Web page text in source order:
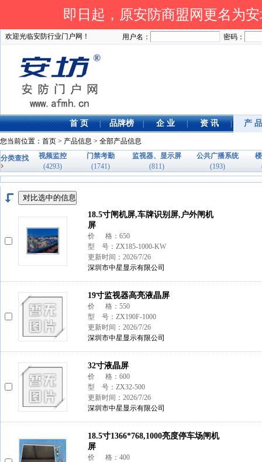
即日起，原安防商盟网更名
欢迎光临安防行业门户网！ 用户名： 密码：
首 页 | 品牌榜 | 企 业 | 资 讯 | 产 品
您当前位置： 首页 > 产品信息 > 全部产品信息
分类查找
视频监控
(4293)
门禁考勤
(1741)
监视器、显示屏
(811)
公共广播系统
(193)
18.5寸闸机屏,车牌识别屏,户外闸机
屏
价 格：650
型 号：ZX185-1000-KW
更新时间：2026/7/26
深圳市中星显示有限公司
19寸监视器高亮液晶屏
价 格：550
型 号：ZX190F-1000
更新时间：2026/7/26
深圳市中星显示有限公司
32寸液晶屏
价 格：600
型 号：ZX32-500
更新时间：2026/7/26
深圳市中星显示有限公司
18.5寸1366*768,1000亮度停车场闸机
屏
价 格：400